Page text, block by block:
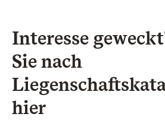
Interesse
Sie nach
hier